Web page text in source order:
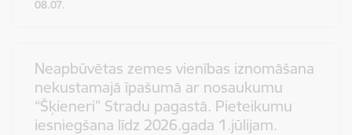
08.07.
Neapbūvētas zemes vienības iznomāšana
nekustamajā īpašumā ar nosaukumu
“Šķieneri” Stradu pagastā. Pieteikumu
iesniegšana līdz 2026.gada 1.jūlijam.